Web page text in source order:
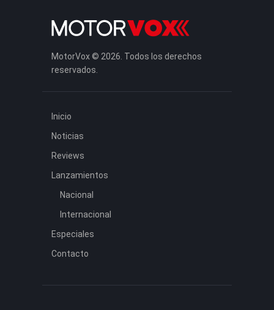
MotorVox © 2026. Todos los derechos
reservados.
Inicio
Noticias
Reviews
Lanzamientos
Nacional
Internacional
Especiales
Contacto